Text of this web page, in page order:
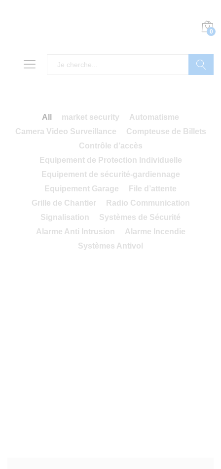
0
All market security
Automatisme
Camera Video Surveillance
Compteuse de Billets
Contrôle d’accès
Equipement de Protection Individuelle
Equipement de sécurité-gardiennage
Equipement Garage
File d’attente
Grille de Chantier
Radio Communication
Signalisation
Systèmes de Sécurité
Alarme Anti Intrusion
Alarme Incendie
Systèmes Antivol